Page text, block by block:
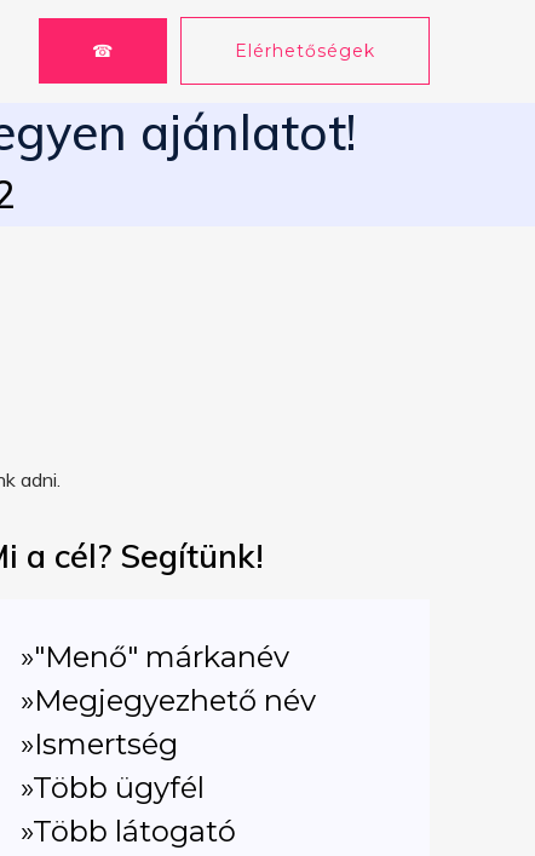
☎ Elérhetőségek
ajánlatot!
adni.
a cél? Segítünk!
»"Menő" márkanév
»Megjegyezhető név
»Ismertség
»Több ügyfél
»Több látogató